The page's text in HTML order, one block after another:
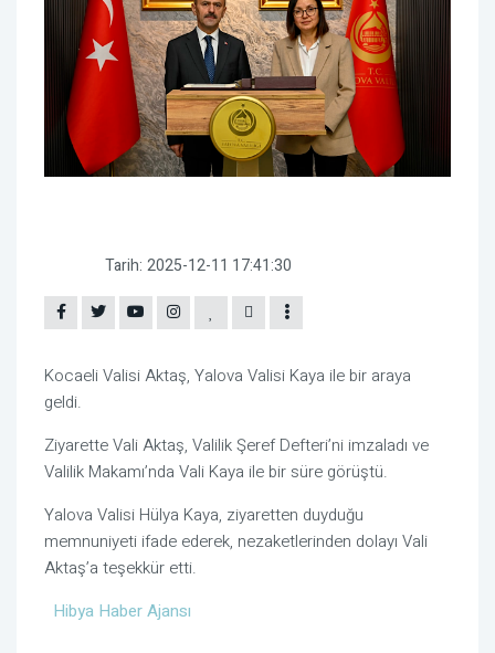
Tarih: 2025-12-11 17:41:30
Kocaeli Valisi Aktaş, Yalova Valisi Kaya ile bir araya
geldi.
Ziyarette Vali Aktaş, Valilik Şeref Defteri’ni imzaladı ve
Valilik Makamı’nda Vali Kaya ile bir süre görüştü.
Yalova Valisi Hülya Kaya, ziyaretten duyduğu
memnuniyeti ifade ederek, nezaketlerinden dolayı Vali
Aktaş’a teşekkür etti.
Hibya Haber Ajansı